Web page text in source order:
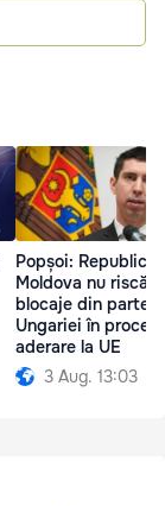
Popșoi: Republica
Moldova nu riscă
blocaje din partea
Ungariei în
aderare la UE
3 Aug. 13:03